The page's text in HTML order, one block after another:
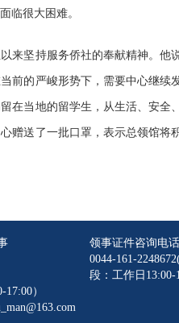
临很大困难。
来坚持服务侨社的奉献精神。
前的严峻形势下，需要中心继
在当地的留学生，从生活、安
赠送了一批口罩，表示总领馆
17:00）
领事证件咨询电话
0044-161-
段：工作日13:00-